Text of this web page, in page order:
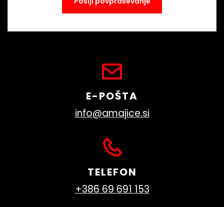
E-POŠTA
info@amajice.si
TELEFON
+386 69 691 153